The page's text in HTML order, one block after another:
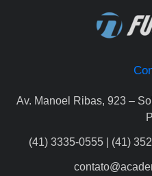
Av. Manoel Ribas, 923 –
(41) 3335-0555 | (41)